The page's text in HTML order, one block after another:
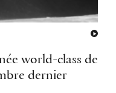
world-class de
dernier